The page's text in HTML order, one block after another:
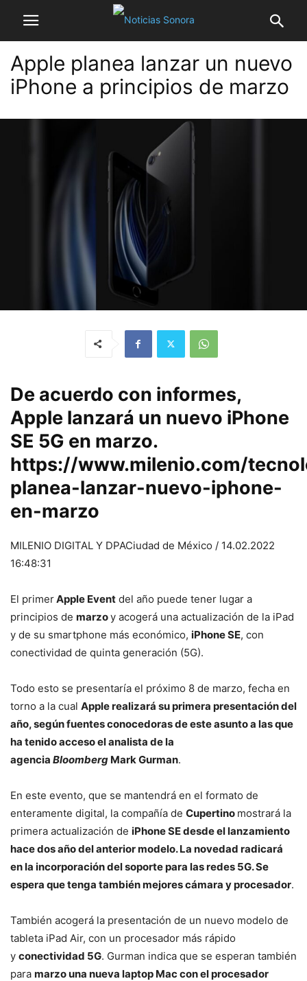
Apple planea lanzar un nuevo
iPhone a principios de marzo
De acuerdo con informes,
Apple lanzará un nuevo iPhone
SE 5G en marzo.
https://www.milenio.com/
planea-lanzar-nuevo-iphone-
en-marzo
MILENIO DIGITAL Y DPACiudad de México / 14.02.2022
16:48:31
El primerApple Event del año puede tener lugar a
principios de marzoy acogerá una actualización de la iPad
y de su smartphone más económico, iPhone SE, con
conectividad de quinta generación (5G).
Todo esto se presentaría el próximo 8 de marzo, fecha en
torno a la cual Apple realizará su primera presentación del
año, según fuentes conocedoras de este asunto a las que
ha tenido acceso el analista de la
agencia Bloomberg Mark Gurman.
En este evento, que se mantendrá en el formato de
enteramente digital, la compañía de Cupertino mostrará la
primera actualización de iPhone SE desde el lanzamiento
hace dos año del anterior modelo. La novedad radicará
en la incorporación del soporte para las redes 5G. Se
espera que tenga también mejores cámara y procesador.
También acogerá la presentación de un nuevo modelo de
tableta iPad Air, con un procesador más rápido
y conectividad 5G. Gurman indica que se esperan también
para marzo una nueva laptop Mac con el procesador